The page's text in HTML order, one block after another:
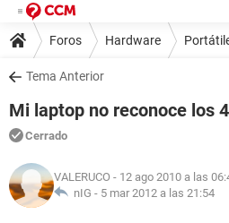
Foros Hardware
Tema Anterior
Mi laptop no reconoce los
Cerrado
VALERUCO - 12 ago 2010 a las
nIG - 5 mar 2012 a las 21:54